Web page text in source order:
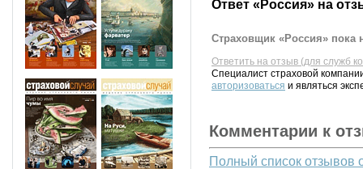
Ответ «Россия» на
Страховщик «Россия» пока
Ответить на отзыв (для служб
Специалист страховой
авторизоваться и являться
Комментарии к
Полный список отзывов